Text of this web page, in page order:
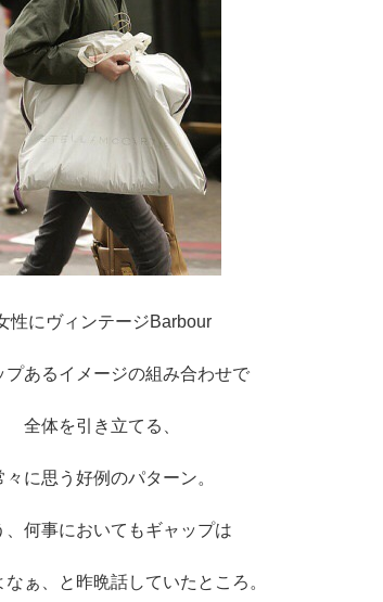
性にヴィンテージBarbour
プあるイメージの組み合わせで
全体を引き立てる、
々に思う好例のパターン。
、何事においてもギャップは
なぁ、と昨晩話していたところ。